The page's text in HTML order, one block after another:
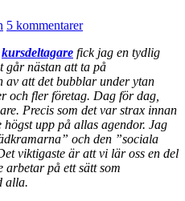
5 kommentarer
kursdeltagare fick jag en tydlig
går nästan att ta på
av att det bubblar under ytan
och fler företag. Dag för dag,
Precis som det var strax innan
upp på allas agendor. Jag
och den ”sociala
viktigaste är att vi lär oss en del
arbetar på ett sätt som
alla.